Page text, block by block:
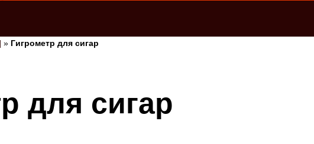
» Гигрометр для сигар
для сигар